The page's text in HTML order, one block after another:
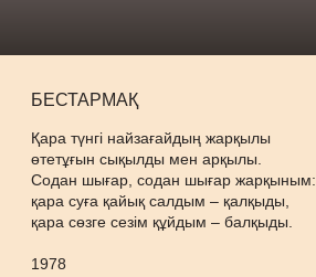
БЕСТАРМАҚ
Қара түнгі найзағайдың жарқылы
өтетұғын сықылды мен арқылы.
Содан шығар, содан шығар жарқыным:
қара суға қайық салдым – қалқыды,
қара сөзге сезім құйдым – балқыды.
1978